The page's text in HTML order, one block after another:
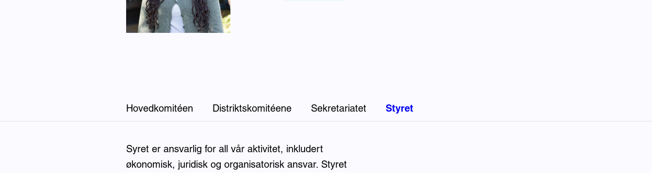
Hovedkomitéen Distriktskomitéene Sekretariatet Styret
Styret
Syret er ansvarlig for all vår aktivitet, inkludert
økonomisk, juridisk og organisatorisk ansvar. Styret